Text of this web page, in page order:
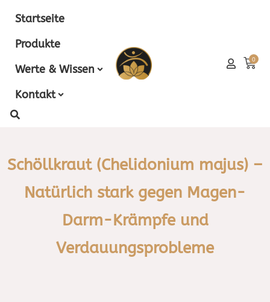
InhaltStartseite
Produkte
Werte & Wissen
Kontakt
0
Schöllkraut (Chelidonium majus) –
Natürlich stark gegen Magen-
Darm-Krämpfe und
Verdauungsprobleme